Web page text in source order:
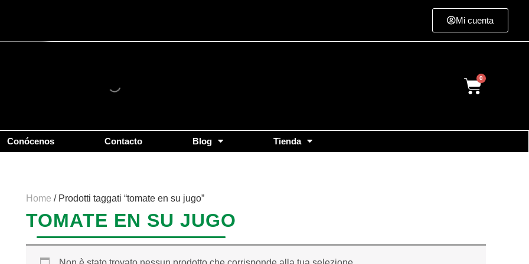
Mi cuenta
Cart
Conócenos Contacto Blog Tienda
Home / Prodotti taggati “tomate en su jugo”
TOMATE EN SU JUGO